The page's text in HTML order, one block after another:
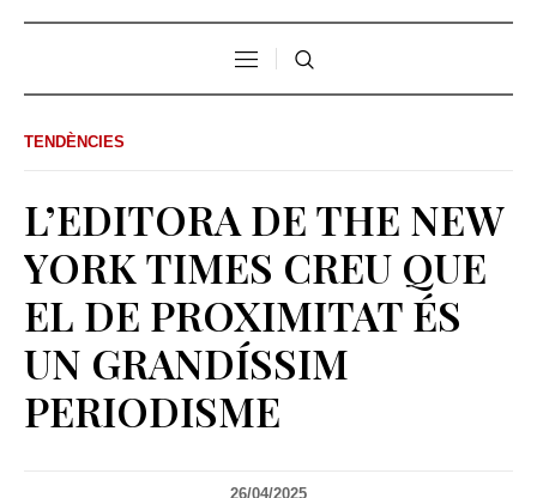
TENDÈNCIES
L’EDITORA DE THE NEW
YORK TIMES CREU QUE
EL DE PROXIMITAT ÉS
UN GRANDÍSSIM
PERIODISME
26/04/2025